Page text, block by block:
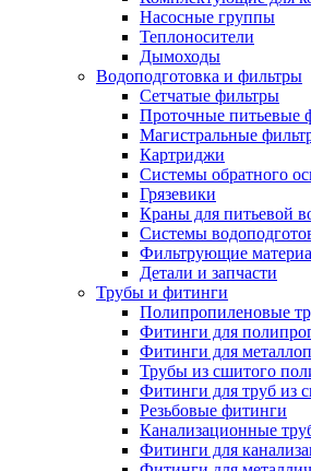
Насосные группы
Теплоносители
Дымоходы
Водоподготовка и фильтры
Сетчатые фильтры
Проточные питьевые
Магистральные
Картриджи
Системы обратного
Грязевики
Краны для питьевой
Системы
Фильтрующие
Детали и запчасти
Трубы и фитинги
Полипропиленовые
Фитинги для
Фитинги для
Трубы из сшитого
Фитинги для труб из
Резьбовые фитинги
Канализационные
Фитинги для